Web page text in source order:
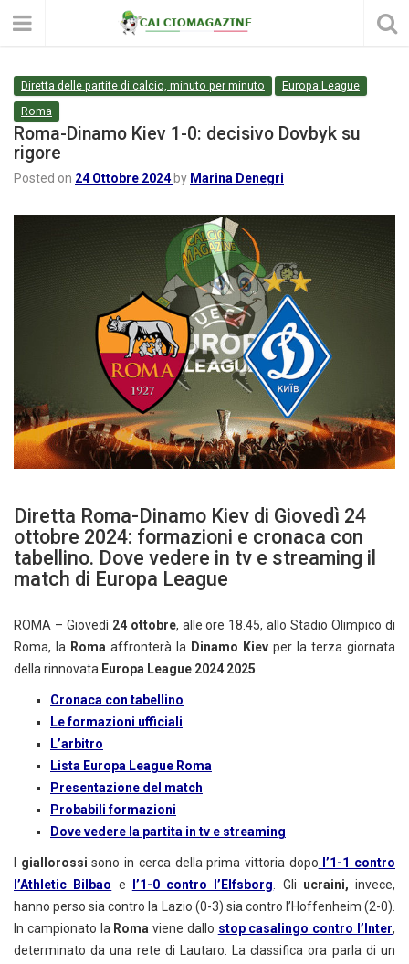
Diretta delle partite di calcio, minuto per minuto
Europa League
Roma
Roma-Dinamo Kiev 1-0: decisivo Dovbyk su
rigore
Posted on 24 Ottobre 2024 by Marina Denegri
Diretta Roma-Dinamo Kiev di Giovedì 24
ottobre 2024: formazioni e cronaca con
tabellino. Dove vedere in tv e streaming il
match di Europa League
ROMA – Giovedì 24 ottobre, alle ore 18.45, allo Stadio Olimpico di
Roma, la Roma affronterà la Dinamo Kiev per la terza giornata
della rinnovata Europa League 2024 2025.
Cronaca con tabellino
Le formazioni ufficiali
L’arbitro
Lista Europa League Roma
Presentazione del match
Probabili formazioni
Dove vedere la partita in tv e streaming
giallorossi sono in cerca della prima vittoria dopo l’1-1 contro
l’Athletic Bilbao e l’1-0 contro l’Elfsborg. Gli ucraini, invece,
hanno perso sia contro la Lazio (0-3) sia contro l’Hoffenheim (2-0).
In campionato la Roma viene dallo stop casalingo contro l’Inter,
determinato da una rete di Lautaro. La classifica ora parla di un